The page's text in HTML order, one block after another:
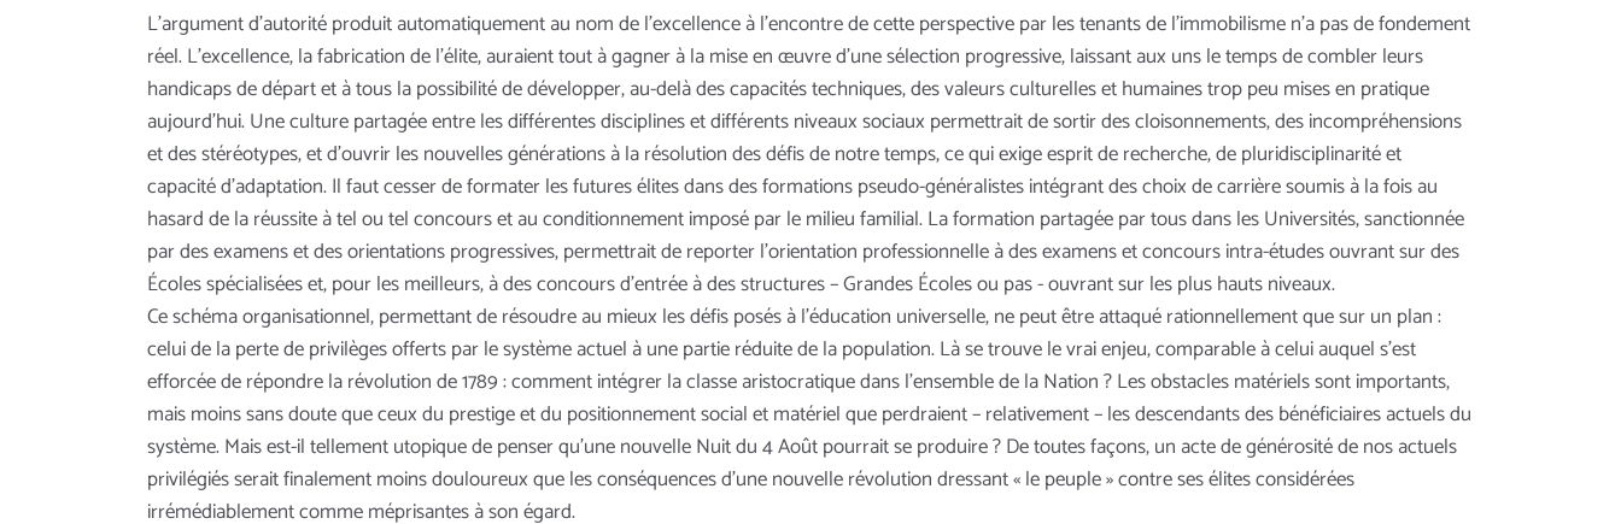
L’argument d’autorité produit automatiquement au nom de l’excellence à l’encontre de cette perspective par les tenants de l’immobilisme n’a pas de fondement
réel. L’excellence, la fabrication de l’élite, auraient tout à gagner à la mise en œuvre d’une sélection progressive, laissant aux uns le temps de combler leurs
handicaps de départ et à tous la possibilité de développer, au-delà des capacités techniques, des valeurs culturelles et humaines trop peu mises en pratique
aujourd’hui. Une culture partagée entre les différentes disciplines et différents niveaux sociaux permettrait de sortir des cloisonnements, des incompréhensions
et des stéréotypes, et d’ouvrir les nouvelles générations à la résolution des défis de notre temps, ce qui exige esprit de recherche, de pluridisciplinarité et
capacité d’adaptation. Il faut cesser de formater les futures élites dans des formations pseudo-généralistes intégrant des choix de carrière soumis à la fois au
hasard de la réussite à tel ou tel concours et au conditionnement imposé par le milieu familial. La formation partagée par tous dans les Universités, sanctionnée
par des examens et des orientations progressives, permettrait de reporter l’orientation professionnelle à des examens et concours intra-études ouvrant sur des
Écoles spécialisées et, pour les meilleurs, à des concours d’entrée à des structures – Grandes Écoles ou pas - ouvrant sur les plus hauts niveaux.
Ce schéma organisationnel, permettant de résoudre au mieux les défis posés à l’éducation universelle, ne peut être attaqué rationnellement que sur un plan :
celui de la perte de privilèges offerts par le système actuel à une partie réduite de la population. Là se trouve le vrai enjeu, comparable à celui auquel s’est
efforcée de répondre la révolution de 1789 : comment intégrer la classe aristocratique dans l’ensemble de la Nation ? Les obstacles matériels sont importants,
mais moins sans doute que ceux du prestige et du positionnement social et matériel que perdraient – relativement – les descendants des bénéficiaires actuels du
système. Mais est-il tellement utopique de penser qu’une nouvelle Nuit du 4 Août pourrait se produire ? De toutes façons, un acte de générosité de nos actuels
privilégiés serait finalement moins douloureux que les conséquences d’une nouvelle révolution dressant « le peuple » contre ses élites considérées
irrémédiablement comme méprisantes à son égard.